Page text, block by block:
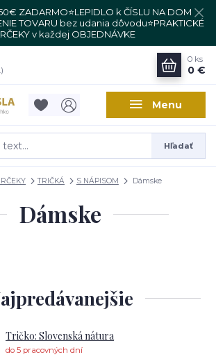
ZADARMO⭐LEPIDLO k ČÍSLU NA DOM
TOVARU bez udania dôvodu⭐PRAKTICKÉ
v každej OBJEDNÁVKE
Menu
Hľadať
0 ks
0 €
TRIČKÁ S NÁPISOM Dámske
Dámske
Tričko: Slovenská nátura
do 5 pracovných dní